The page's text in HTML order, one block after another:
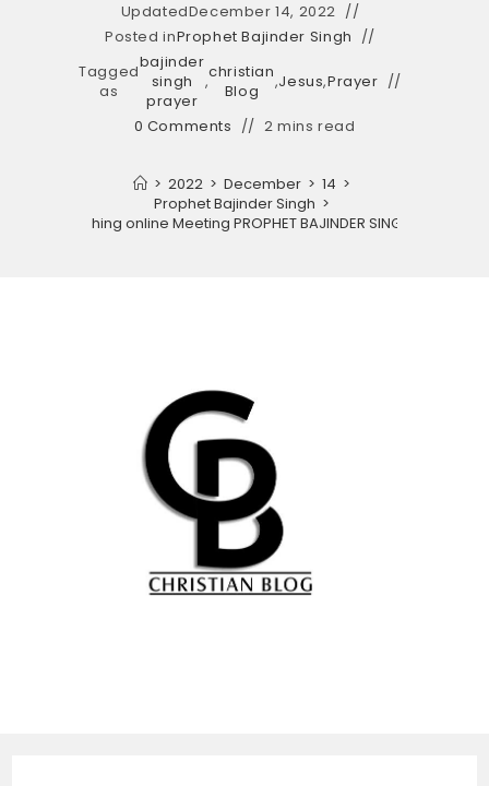
UpdatedDecember 14, 2022
Posted inProphet Bajinder Singh
Tagged
as
bajinder
singh
prayer
,christian
Blog
,Jesus,Prayer
0 Comments 2 mins read
> 2022 > December > 14 >
Prophet Bajinder Singh >
Teaching online Meeting PROPHET BAJINDER SINGH